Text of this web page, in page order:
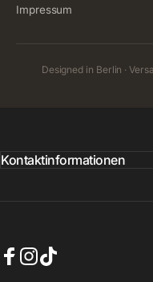
Impressum
Designed in Berlin ·
Kontaktinformationen